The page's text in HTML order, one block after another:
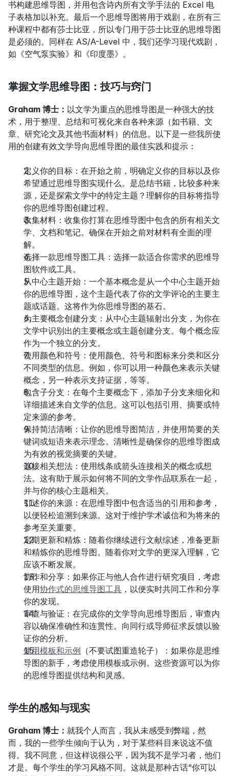
书构建思维导图，并用包含诗内所有文学手法的 Excel 电
子表格加以补充。最后一个思维导图将用于戏剧，在所有三
种课程中都有莎士比亚，所以专门用于莎士比亚的思维导图
是必须的。同样在 AS/A-Level 中，我们还学习现代戏剧，
如《空气泵实验》和《印度墨》。
掌握文学思维导图：技巧与窍门
Graham 博士： 以文学为重点的思维导图是一种强大的技
术，用于整理、总结和可视化来自各种来源（如书籍、文
章、研究论文及其他书面材料）的信息。以下是一些我所使
用的创建有效文学导向思维导图的最佳实践和提示：
定义你的目标：在开始之前，明确定义你的目标以及你
希望通过思维导图实现什么。是总结书籍，比较多种来
源，还是探索文学中的特定主题？理解你的目标将指导
你的思维导图创建过程。
收集材料：收集你打算在思维导图中包含的所有相关文
学、文档和笔记。确保在开始之前对材料有全面的理
解。
选择一款思维导图工具：选择一款适合你需求的思维导
图软件或工具。
从中心主题开始：一个基本概念是从一个中心主题开始
你的思维导图，这个主题代表了你的文学评论的主要主
题或话题。这将作为你思维导图的基石。
为主要概念创建分支：从中心主题辐射出分支，为你在
文学中识别出的主要概念或主题创建分支。每个概念应
作为一个独立的分支。
使用颜色和符号：使用颜色、符号和图标来分类和区分
不同类型的信息。例如，你可以用一种颜色来表示关键
概念，另一种表示支持证据，等等。
包含子分支：在每个主要概念下，添加子分支来细化和
详细描述来自文学的信息。这可以包括引用、摘要或特
定来源的参考。
保持简洁清晰：让你的思维导图简洁，并使用简要的关
键词或短语来表示理念。清晰性是确保你的思维导图成
为有效的视觉摘要的关键。
连接相关想法：使用线条或箭头连接相关的概念或想
法。这有助于展示如何将不同的文学作品联系在一起，
并与你的核心主题相关。
引述你的来源：在思维导图中包含适当的引用和参考，
以便轻松追溯到来源。这对于维护学术诚信和为将来的
参考至关重要。
定期更新和精炼：随着你继续进行文献综述，准备更新
和精炼你的思维导图。随着你对文学的更深入理解，它
应该不断发展。
协作和分享：如果你正与他人合作进行研究项目，考虑
使用协作式的思维导图工具 ，以便实时共同工作和分享
你的发现。
审查与验证：在完成你的文学导向思维导图后，审查内
容以确保准确性和连贯性。向同行或导师征求反馈以验
证你的分析。
使用模板和示例 （不要试图重造轮子）：如果你是思维
导图的新手，考虑使用模板或示例。这些资源可以为你
的思维导图提供结构和灵感。
学生的感知与现实
Graham 博士： 就我个人而言，我从未感受到弊端，然
而，我的一些学生倾向于认为，对于某些科目来说这不值
得。我不同意，但这样说很公平，因为我不是学习者，他们
才是。每个学生的学习风格不同。这就是那种古话“你可以